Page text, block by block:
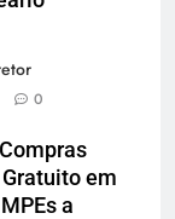
0
em
a